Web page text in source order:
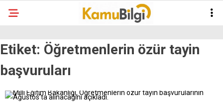
Etiket: Öğretmenlerin özür tayin
başvuruları